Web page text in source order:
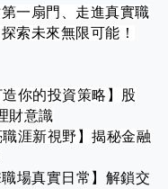
一扇門、走進真實職
索未來無限可能！
你的投資策略】股
財意識
涯新視野】揭秘金融
場真實日常】解鎖交